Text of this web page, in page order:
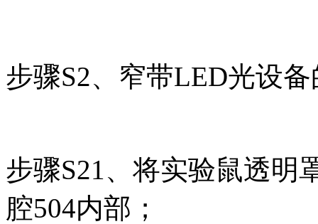
步骤S2、窄带LED光设
步骤S21、将实验鼠透明
腔504内部；